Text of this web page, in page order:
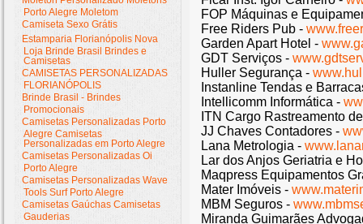
Porto Alegre Moletom
Camiseta Sexo Grátis
Estamparia Florianópolis Nova
Loja Brinde Brasil Brindes e
Camisetas
CAMISETAS PERSONALIZADAS
FLORIANÓPOLIS
Brinde Brasil - Brindes
Promocionais
Camisetas Personalizadas Porto
Alegre Camisetas
Personalizadas em Porto Alegre
Camisetas Personalizadas Oi
Porto Alegre
Camisetas Personalizadas Wave
Tools Surf Porto Alegre
Camisetas Gaúchas Camisetas
Gauderias
FOP Máquinas e
Free Riders Pub -
Garden Apart Hotel -
GDT Serviços -
Huller Segurança -
Instanline Tendas e
Intellicomm Informática -
ITN Cargo Rastreamento
JJ Chaves Contadores -
Lana Metrologia -
Lar dos Anjos Geriatria e
Maqpress Equipamentos
Mater Imóveis -
MBM Seguros -
Miranda Guimarães